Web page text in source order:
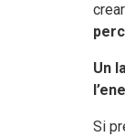
Un
Si